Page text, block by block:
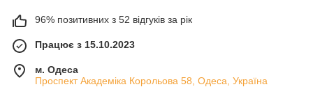
96% позитивних з 52 відгуків за рік
Працює з 15.10.2023
м. Одеса
Проспект Академіка Корольова 58, Одеса, Україна